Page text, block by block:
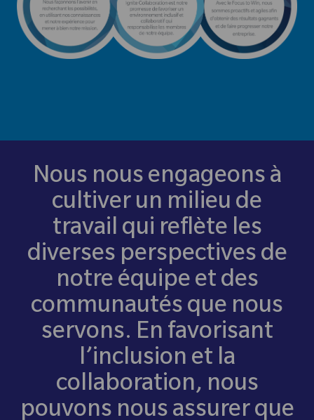
Nous nous engageons à
cultiver un milieu de
travail qui reflète les
diverses perspectives de
notre équipe et des
communautés que nous
servons. En favorisant
l’inclusion et la
collaboration, nous
pouvons nous assurer que